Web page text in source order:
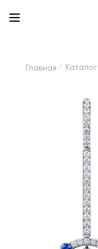
Главная / Каталог